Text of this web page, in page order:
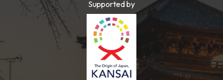
Supported by